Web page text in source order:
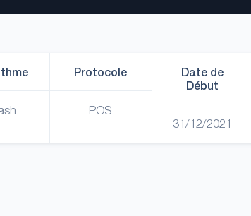
Protocole
POS
Date de
Début
31/12/2021